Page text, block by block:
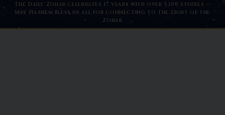
The Daily Zohar celebrates 17 years with over 5,100 studies —
May Hashem bless us all for connecting to the Light of the
Zohar